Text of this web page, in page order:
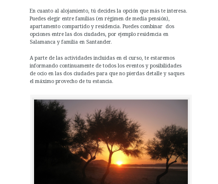
En cuanto al alojamiento, tú decides la opción que más te interesa.
Puedes elegir entre familias (en régimen de media pensión),
apartamento compartido y residencia. Puedes combinar dos
opciones entre las dos ciudades, por ejemplo residencia en
Salamanca y familia en Santander.
A parte de las actividades incluidas en el curso, te estaremos
informando continuamente de todos los eventos y posibilidades
de ocio en las dos ciudades para que no pierdas detalle y saques
el máximo provecho de tu estancia.